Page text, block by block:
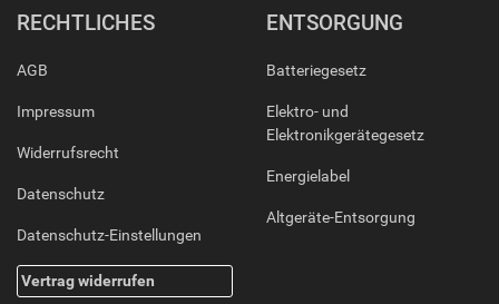
RECHTLICHES
AGB
Impressum
Widerrufsrecht
Datenschutz
Datenschutz-Einstellungen
Vertrag widerrufen
ENTSORGUNG
Batteriegesetz
Elektro- und
Elektronikgerätegesetz
Energielabel
Altgeräte-Entsorgung